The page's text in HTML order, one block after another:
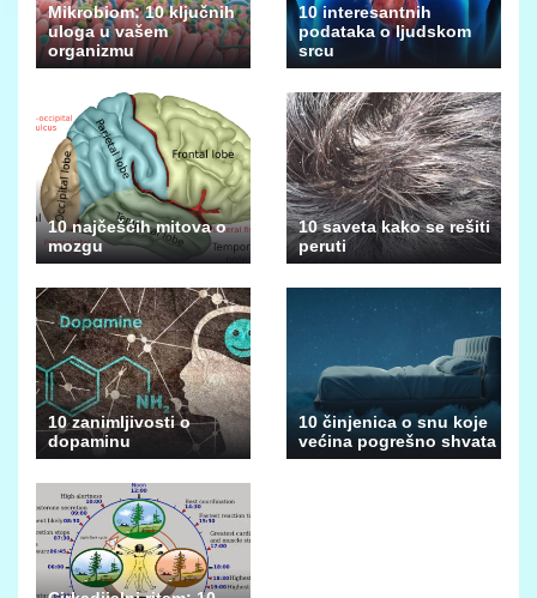
Mikrobiom: 10 ključnih
uloga u vašem
organizmu
10 interesantnih
podataka o ljudskom
srcu
10 najčešćih mitova o
mozgu
10 saveta kako se rešiti
peruti
10 zanimljivosti o
dopaminu
10 činjenica o snu koje
većina pogrešno shvata